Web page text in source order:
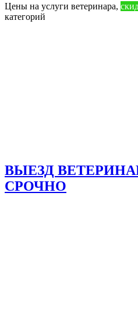
Цены на услуги ветеринара,
категорий
ВЫЕЗД
СРОЧНО